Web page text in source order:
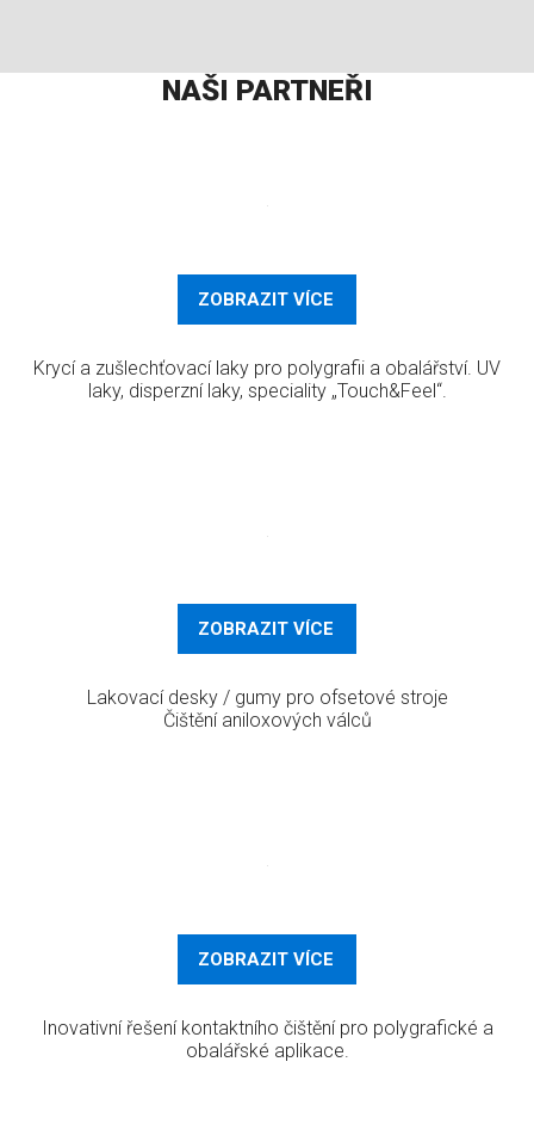
NAŠI PARTNEŘI
ZOBRAZIT VÍCE
Krycí a zušlechťovací laky pro polygrafii a obalářství. UV
laky, disperzní laky, speciality „Touch&Feel“.
ZOBRAZIT VÍCE
Lakovací desky / gumy pro ofsetové stroje
Čištění aniloxových válců
ZOBRAZIT VÍCE
Inovativní řešení kontaktního čištění pro polygrafické a
obalářské aplikace.